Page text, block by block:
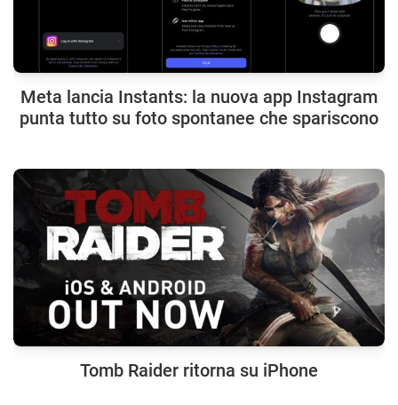
Meta lancia Instants: la nuova app Instagram
punta tutto su foto spontanee che spariscono
Tomb Raider ritorna su iPhone